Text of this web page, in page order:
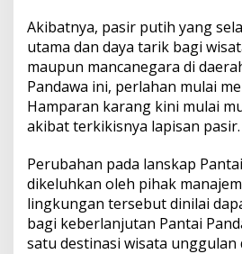
a
s
i
r
u
h
H
l
a
n
Akibatnya, pasir putih yang
utama dan daya tarik bagi
maupun mancanegara di
Pandawa ini, perlahan mulai
Hamparan karang kini mulai
akibat terkikisnya lapisan pasir.
Perubahan pada lanskap
dikeluhkan oleh pihak
lingkungan tersebut dinilai
bagi keberlanjutan Pantai
satu destinasi wisata unggulan